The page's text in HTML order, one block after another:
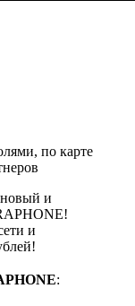
по карте
и
и
: